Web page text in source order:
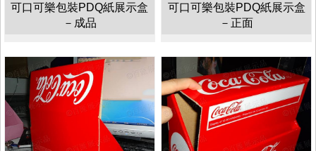
可口可樂包裝PDQ紙展示盒
－成品
可口可樂包裝PDQ紙展示盒
－正面